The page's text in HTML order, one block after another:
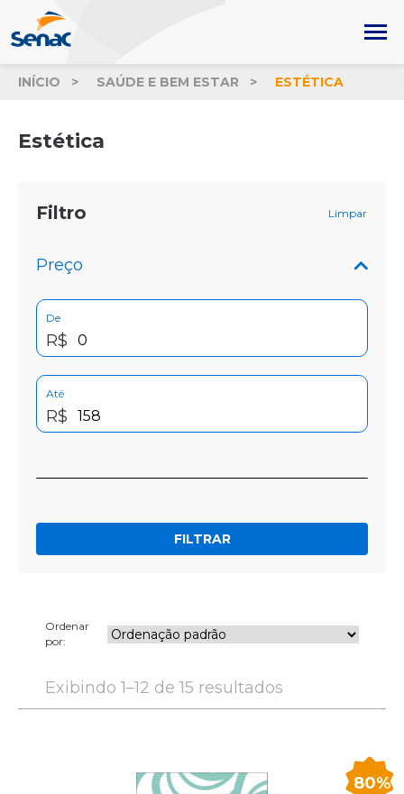
INÍCIO SAÚDE E BEM ESTAR ESTÉTICA
Estética
Filtro Limpar
Preço
De
R$
Até
R$
FILTRAR
Ordenar
por:
Exibindo 1–12 de 15 resultados
80%